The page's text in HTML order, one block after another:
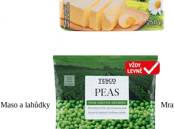
Maso a lahůdky